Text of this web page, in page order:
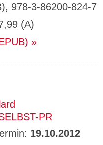
978-3-86200-824-7
(A)
PR
19.10.2012